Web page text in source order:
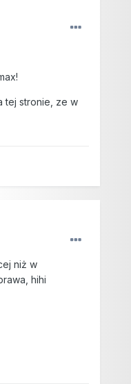
tej stronie, ze w
niż w
hihi